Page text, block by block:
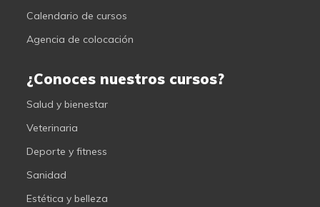
Calendario de cursos
Agencia de colocación
¿Conoces nuestros cursos?
Salud y bienestar
Veterinaria
Deporte y fitness
Sanidad
Estética y belleza